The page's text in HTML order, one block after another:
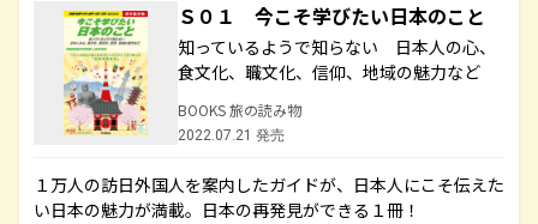
Ｓ０１ 今こそ学びたい日本のこと
知っているようで知らない 日本人の心、
食文化、職文化、信仰、地域の魅力など
BOOKS 旅の読み物
2022.07.21 発売
１万人の訪日外国人を案内したガイドが、日本人にこそ伝えた
い日本の魅力が満載。日本の再発見ができる１冊！